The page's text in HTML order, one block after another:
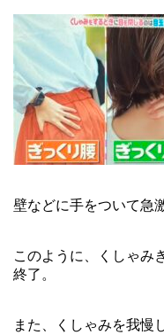
壁などに手をついて急
このように、くしゃみ
終了。
また、くしゃみを我慢